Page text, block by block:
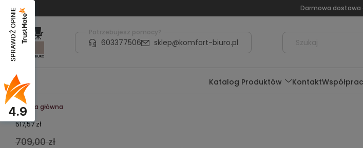
Darmowa dostawa
Potrzebujesz pomocy?
603377506 sklep@komfort-biuro.pl
Katalog Produktów Kontakt
Strona główna
517,57 zł
709,00 zł
SPRAWDŹ OPINIE
4.9